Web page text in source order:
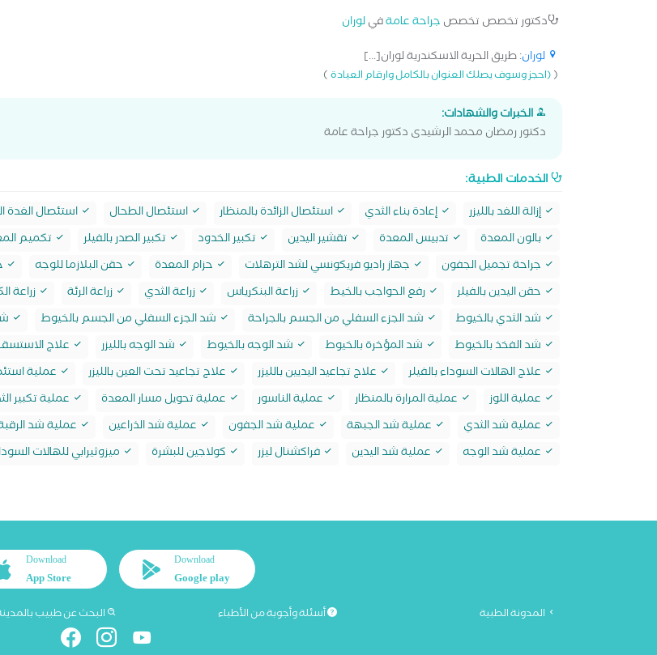
دكتور تخصص تخصص جراحة عامةفيلوران
لوران: طريق الحرية الاسكندرية لوران[...]
((احجز وسوف يصلك العنوان بالكامل وارقام العيادة)
الخبرات والشهادات:
دكتور رمضان محمد الرشيدى دكتور جراحة عامة
الخدمات الطبية:
إزالة اللغد بالليزر إعادة بناء الثدي استئصال الزائدة بالمنظار استئصال الطحال استئصال الغدة
بالون المعدة
تدبيس المعدة تقشير اليدين تكبير الخدود تكبير الصدر بالفيلر تكميم
جراحة تجميل الجفون
جهاز راديو فريكونسي لشد الترهلات حزام المعدة حقن البلازما للوجه
حقن اليدين بالفيلر
رفع الحواجب بالخيط زراعة البنكرياس زراعة الثدي زراعة الرئة زراعة
شد الثدي بالخيوط
شد الجزء السفلي من الجسم بالجراحة شد الجزء السفلي من الجسم بالخيوط
شد الفخذ بالخيوط
شد المؤخرة بالخيوط شد الوجه بالخيوط شد الوجه بالليزر علاج
علاج الهالات السوداء بالفيلر
علاج تجاعيد اليديين بالليزر علاج تجاعيد تحت العين بالليزر عملية
عملية اللوز
عملية المرارة بالمنظار عملية الناسور عملية تحويل مسار المعدة عملية تكبير
عملية شد الثدي
عملية شد الجبهة عملية شد الجفون عملية شد الذراعين عملية شد
عملية شد الوجه
عملية شد اليدين فراكشنال ليزر كولاجين للبشرة ميزوثيرابي للهالات
Download
Google play
Download
App Store
المدونة الطبية أسئلة وأجوبة من الأطباء البحث عن طبيب